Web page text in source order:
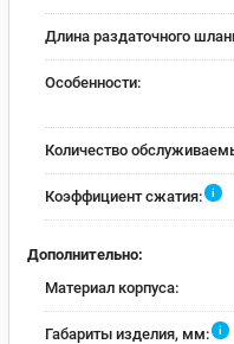
Длина раздаточного
Особенности:
Количество
Коэффициент сжатия: i
Дополнительно:
Материал корпуса:
Габариты изделия, мм: i